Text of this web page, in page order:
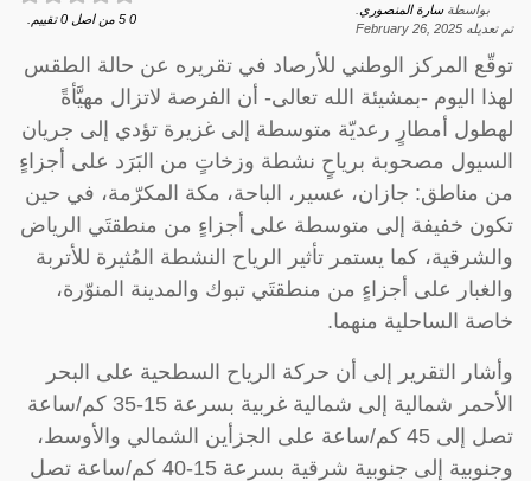
بواسطةسارة المنصوري
تم تعديله February 26, 2025
0
5 من اصل 0 تقييم.
توقّع المركز الوطني للأرصاد في تقريره عن حالة الطقس
لهذا اليوم -بمشيئة الله تعالى- أن الفرصة لاتزال مهيَّأةً
لهطول أمطارٍ رعديّة متوسطة إلى غزيرة تؤدي إلى جريان
السيول مصحوبة برياحٍ نشطة وزخاتٍ من البَرَد على أجزاءٍ
من مناطق: جازان، عسير، الباحة، مكة المكرّمة، في حين
تكون خفيفة إلى متوسطة على أجزاءٍ من منطقتَي الرياض
والشرقية، كما يستمر تأثير الرياح النشطة المُثيرة للأتربة
والغبار على أجزاءٍ من منطقتَي تبوك والمدينة المنوّرة،
خاصة الساحلية منهما.
وأشار التقرير إلى أن حركة الرياح السطحية على البحر
الأحمر شمالية إلى شمالية غربية بسرعة 15-35 كم/ساعة
تصل إلى 45 كم/ساعة على الجزأين الشمالي والأوسط،
وجنوبية إلى جنوبية شرقية بسرعة 15-40 كم/ساعة تصل